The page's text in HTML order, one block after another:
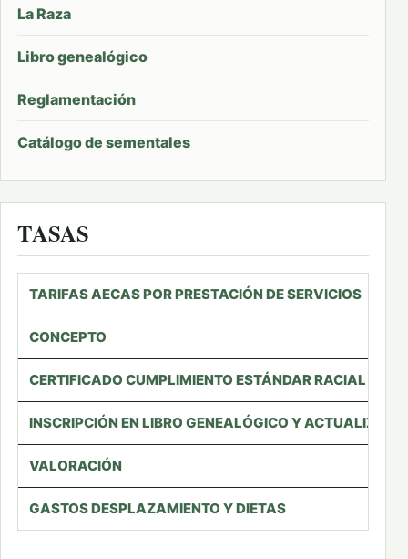
La Raza
Libro genealógico
Reglamentación
Catálogo de sementales
TASAS
TARIFAS AECAS POR PRESTACIÓN DE SERVICIOS
CONCEPTO
CERTIFICADO CUMPLIMIENTO ESTÁNDAR RACIAL
INSCRIPCIÓN EN LIBRO GENEALÓGICO Y
VALORACIÓN
GASTOS DESPLAZAMIENTO Y DIETAS